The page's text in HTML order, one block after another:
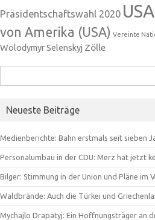
Präsidentschaftswahl 2020 USA
von Amerika (USA) Vereinte
Wolodymyr Selenskyj Zölle
nach:
Neueste Beiträge
Medienberichte: Bahn erstmals seit sieben
Personalumbau in der CDU: Merz hat jetzt
Bilger: Stimmung in der Union und Pläne im
Waldbrände: Auch die Türkei und
Mychajlo Drapatyj: Ein Hoffnungsträger an